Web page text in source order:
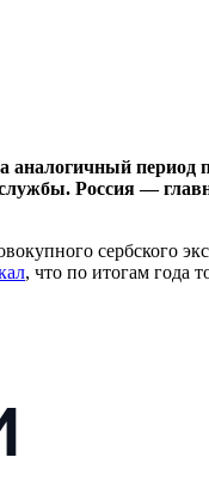
аналогичный
Россия —
сербского
, что по итогам года